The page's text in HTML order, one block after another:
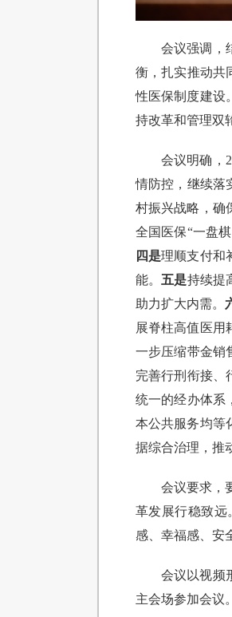
会议强调，
衡，扎实推动共
性医保制度建设
持改革和管理双
会议明确，
情防控，继续落
村振兴战略，确
全国医保“一盘
四是理顺支付和
能。 五是持续提
助力扩大内需。
展脊柱高值医用
一步压缩带金销
完善行刑衔接、
统一的经办体系
本公共服务均等
据综合治理，推
会议要求，
革发展行稳致远
感、幸福感、安
会议以视频
主会场参加会议